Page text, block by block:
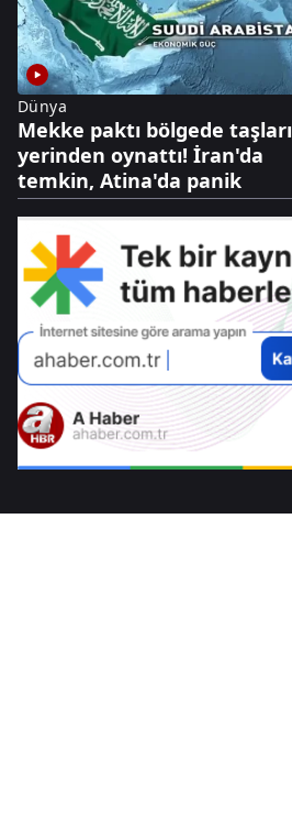
Dünya
Mekke paktı bölgede taşları
yerinden oynattı! İran'da
temkin, Atina'da panik